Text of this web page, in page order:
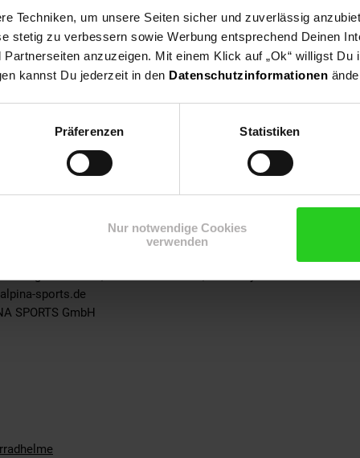
Techniken, um unsere Seiten sicher und zuverlässig
stetig zu verbessern sowie Werbung entsprechend Deinen
anzuzeigen. Mit einem Klick auf „Ok“ willigst Du
kannst Du jederzeit in den Datenschutzinformationen
Präferenzen Statistiken
Nur notwendige Cookies
verwenden
Schutz sowie erhöhten Komfort im Kindersitz und -
sports.de
SPORTS GmbH